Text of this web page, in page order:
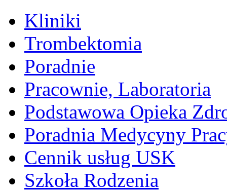
Kliniki
Trombektomia
Poradnie
Pracownie, Laboratoria
Podstawowa Opieka
Poradnia Medycyny
Cennik usług USK
Szkoła Rodzenia